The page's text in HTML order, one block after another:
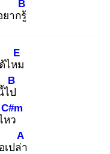
ากรู้
B
ไหม
E
ไป
B
หว
C#m
เปล่า
A